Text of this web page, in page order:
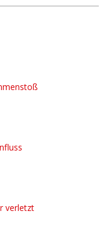
verletzt